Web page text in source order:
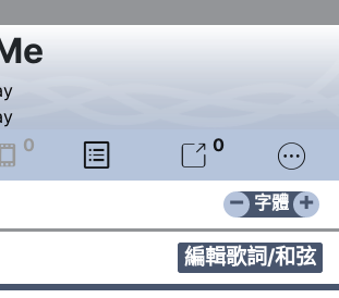
0   0 
− +
字體
編輯歌詞/和弦